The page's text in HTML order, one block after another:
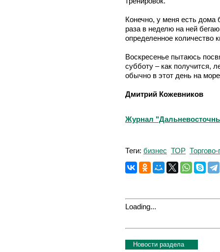
Конечно, у меня есть дома
раза в неделю на ней
определенное
Воскресенье пытаюсь
субботу – как получится,
обычно в этот день на
Дмитрий Кожевников
Журнал
Теги: бизнес ТОР
Loading...
Новости раздела